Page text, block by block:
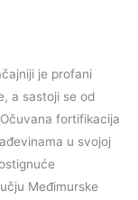
je profani
a sastoji se od
fortifikacija
u svojoj
Međimurske